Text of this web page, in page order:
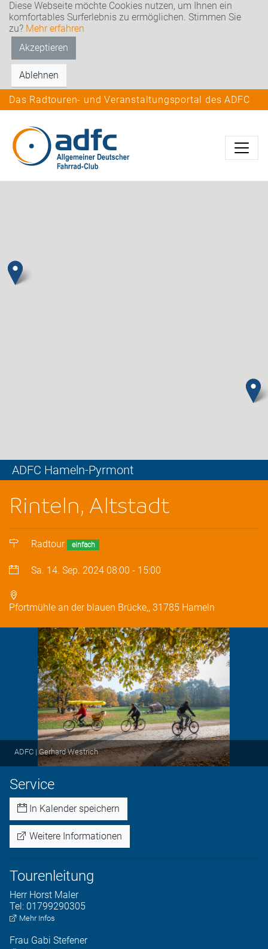
Diese Webseite möchte Cookies nutzen, um Ihnen ein
komfortables Surferlebnis zu ermöglichen. Stimmen Sie
zu? Mehr erfahren
Akzeptieren
Ablehnen
Das Radtouren- und Veranstaltungsportal des ADFC
ADFC Hameln-Pyrmont
Rinteln, Altstadt
Radtour einfach
Sa. 14. Sep. 2024 08:00 - 15:00
Pfortmühle an der blauen Brücke,, 31785 Hameln
ADFC | Gerhard Westrich
Service
In Kalender speichern
Weitere Informationen
Tourenleitung
Herr Horst Maler
Tel: 01799290305
Mehr Infos
Frau Gabi Stefener